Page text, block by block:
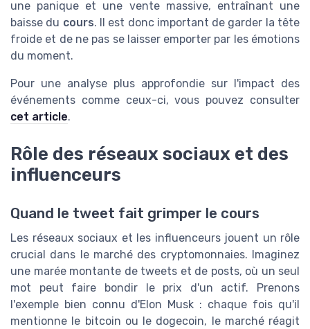
une panique et une vente massive, entraînant une
baisse du cours. Il est donc important de garder la tête
froide et de ne pas se laisser emporter par les émotions
du moment.
Pour une analyse plus approfondie sur l'impact des
événements comme ceux-ci, vous pouvez consulter
cet article.
Rôle des réseaux sociaux et des
influenceurs
Quand le tweet fait grimper le cours
Les réseaux sociaux et les influenceurs jouent un rôle
crucial dans le marché des cryptomonnaies. Imaginez
une marée montante de tweets et de posts, où un seul
mot peut faire bondir le prix d'un actif. Prenons
l'exemple bien connu d'Elon Musk : chaque fois qu'il
mentionne le bitcoin ou le dogecoin, le marché réagit